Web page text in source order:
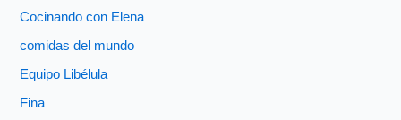
Cocinando con Elena
comidas del mundo
Equipo Libélula
Fina